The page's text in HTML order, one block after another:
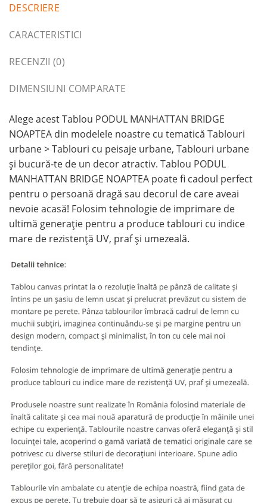
DESCRIERE
CARACTERISTICI
RECENZII (0)
DIMENSIUNI COMPARATE
Alege acest Tablou PODUL MANHATTAN BRIDGE
NOAPTEA din modelele noastre cu tematică Tablouri
urbane > Tablouri cu peisaje urbane, Tablouri urbane
și bucură-te de un decor atractiv. Tablou PODUL
MANHATTAN BRIDGE NOAPTEA poate fi cadoul perfect
pentru o persoană dragă sau decorul de care aveai
nevoie acasă! Folosim tehnologie de imprimare de
ultimă generație pentru a produce tablouri cu indice
mare de rezistență UV, praf și umezeală.